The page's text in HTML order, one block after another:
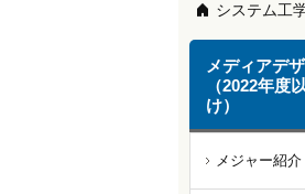
システム工
メディアデ
（2022年度
け）
メジャー紹介